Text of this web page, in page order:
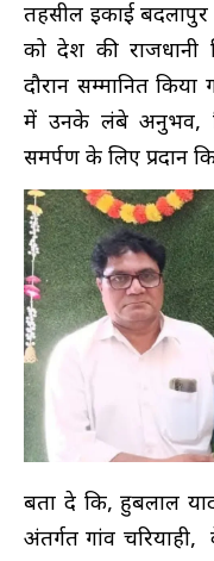
तहसील इकाई बदलापुर
को देश की
दौरान सम्मानित किया
में उनके लंबे अनुभव,
समर्पण के लिए प्रदान
बता दे कि, हुबलाल
अंतर्गत गांव